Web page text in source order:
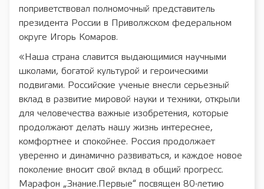
поприветствовал полномочный представитель
президента России в Приволжском федеральном
округе Игорь Комаров.
«Наша страна славится выдающимися научными
школами, богатой культурой и героическими
подвигами. Российские ученые внесли серьезный
вклад в развитие мировой науки и техники, открыли
для человечества важные изобретения, которые
продолжают делать нашу жизнь интереснее,
комфортнее и спокойнее. Россия продолжает
уверенно и динамично развиваться, и каждое новое
поколение вносит свой вклад в общий прогресс.
Марафон „Знание.Первые“ посвящен 80-летию